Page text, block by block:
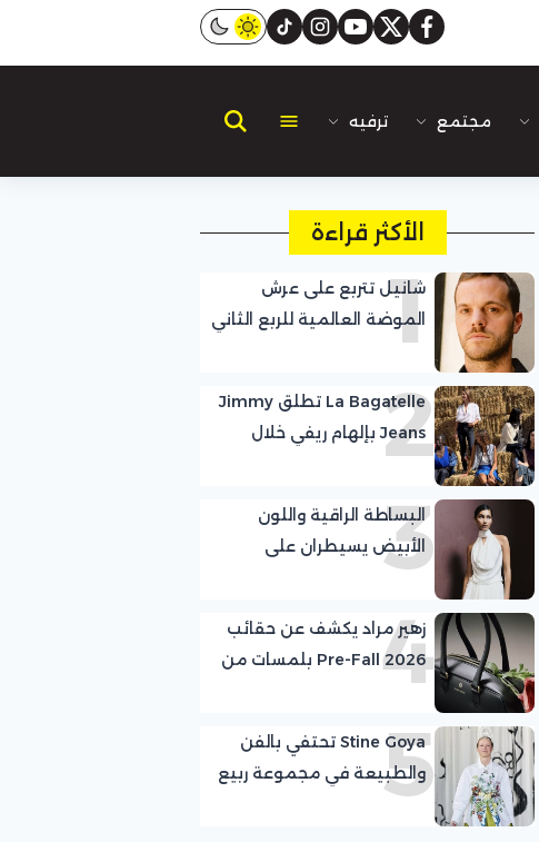
facebook
twitter
youtube
instagram
tiktok
مجتمع ترفيه
الأكثر قراءة
1
شانيل تتربع على عرش
الموضة العالمية للربع الثاني
2
La Bagatelle تطلق Jimmy
Jeans بإلهام ريفي خلال
3
البساطة الراقية واللون
الأبيض يسيطران على
4
زهير مراد يكشف عن حقائب
Pre-Fall 2026 بلمسات من
5
Stine Goya تحتفي بالفن
والطبيعة في مجموعة ربيع